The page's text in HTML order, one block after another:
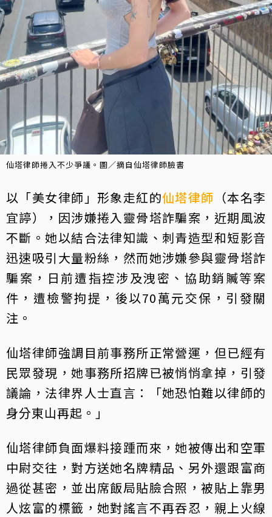
仙塔律師捲入不少爭議。圖／摘自仙塔律師臉書
以「美女律師」形象走紅的仙塔律師 （本名李
宜諪），因涉嫌捲入靈骨塔詐騙案，近期風波
不斷。她以結合法律知識、刺青造型和短影音
迅速吸引大量粉絲，然而她涉嫌參與靈骨塔詐
騙案，日前遭指控涉及洩密、協助銷贓等案
件，遭檢警拘提，後以70萬元交保，引發關
注。
仙塔律師強調目前事務所正常營運，但已經有
民眾發現，她事務所招牌已被悄悄拿掉，引發
議論，法律界人士直言：「她恐怕難以律師的
身分東山再起。」
仙塔律師負面爆料接踵而來，她被傳出和空軍
中尉交往，對方送她名牌精品、另外還跟富商
過從甚密，並出席飯局貼臉合照，被貼上靠男
人炫富的標籤，她對謠言不再吞忍，親上火線